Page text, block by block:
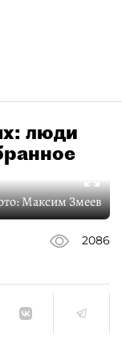
люди
Максим Змеев
2086